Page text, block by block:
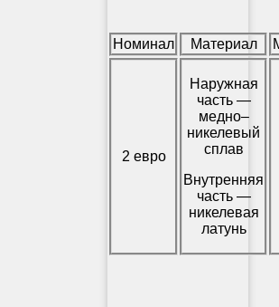
Номинал Материал
2 евро
Наружная
часть —
медно–
никелевый
сплав
Внутренняя
часть —
никелевая
латунь